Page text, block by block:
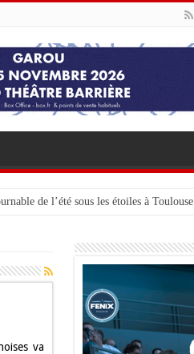
de l’été sous les étoiles à Toulouse
va